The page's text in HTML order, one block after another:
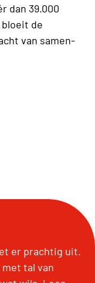
dan 39.000
de
van samen-
er prachtig uit.
tal van